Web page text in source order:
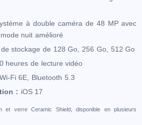
à double caméra de 48 MP avec
nuit amélioré
stockage de 128 Go, 256 Go, 512 Go
heures de lecture vidéo
Fi 6E, Bluetooth 5.3
: iOS 17
et verre Ceramic Shield, disponible en plusieurs